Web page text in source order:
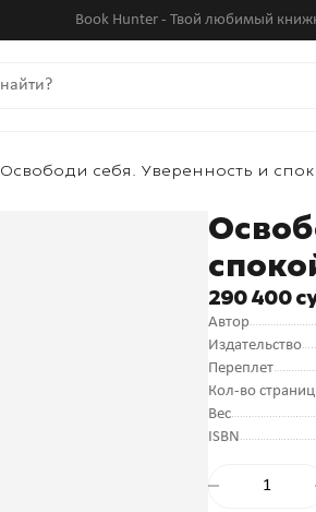
Book Hunter - Твой любимый
Освободи себя. Уверенность и
290 400
Автор
Издательство
Переплет
Кол-во страниц
Вес
ISBN